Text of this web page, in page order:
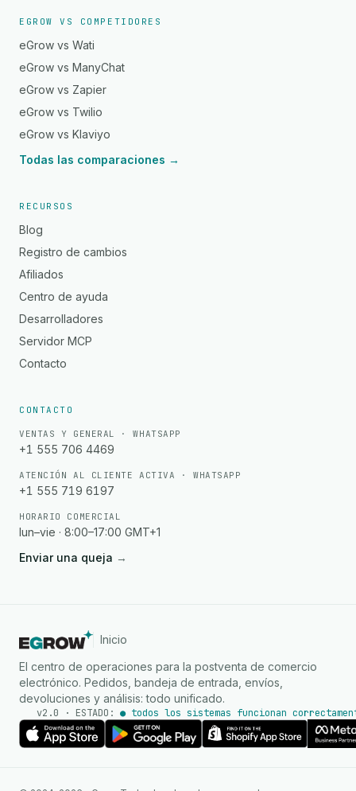
EGROW VS COMPETIDORES
eGrow vs Wati
eGrow vs ManyChat
eGrow vs Zapier
eGrow vs Twilio
eGrow vs Klaviyo
Todas las comparaciones →
RECURSOS
Blog
Registro de cambios
Afiliados
Centro de ayuda
Desarrolladores
Servidor MCP
Contacto
CONTACTO
VENTAS Y GENERAL · WHATSAPP
+1 555 706 4469
ATENCIÓN AL CLIENTE ACTIVA · WHATSAPP
+1 555 719 6197
HORARIO COMERCIAL
lun–vie · 8:00–17:00 GMT+1
Enviar una queja →
Inicio
El centro de operaciones para la postventa de comercio
electrónico. Pedidos, bandeja de entrada, envíos,
devoluciones y análisis: todo unificado.
v2.0 · ESTADO: ● todos los sistemas funcionan